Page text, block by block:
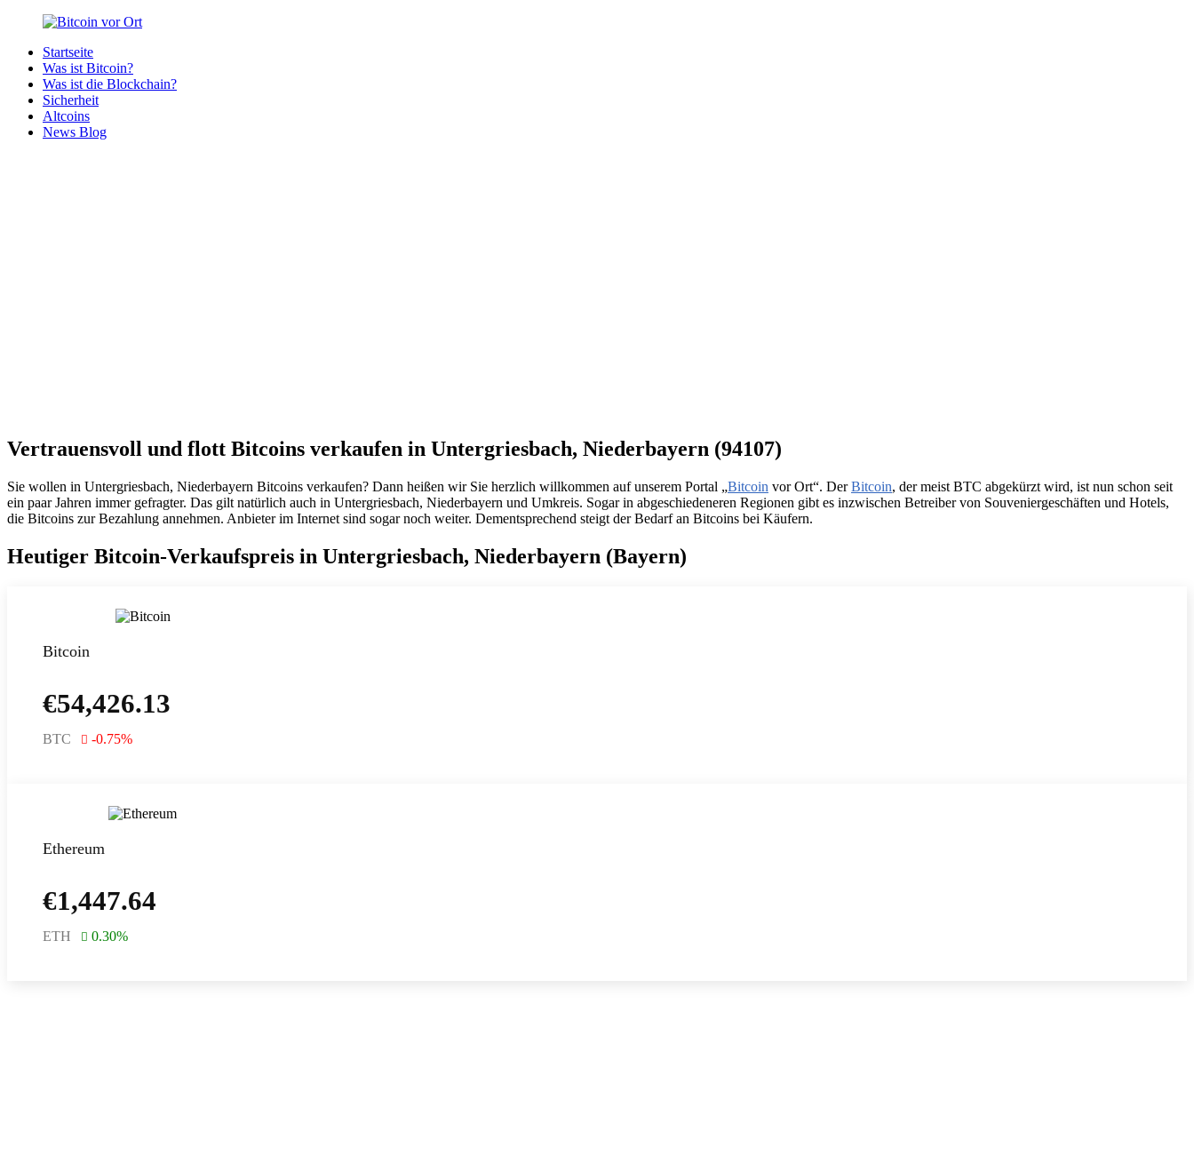
Zurück
Inhalt
Bitcoin
Bitcoins
deiner
Region
Startseite
Was ist Bitcoin?
Was ist die Blockchain?
Sicherheit
Altcoins
News Blog
Vertrauensvoll und flott Bitcoins verkaufen in Untergriesbach, Niederbayern (94107)
Sie wollen in Untergriesbach, Niederbayern Bitcoins verkaufen? Dann heißen wir Sie herzlich willkommen auf unserem Portal „Bitcoin vor Ort“. DerBitcoin, der meist BTC abgekürzt wird, ist nun schon seit
ein paar Jahren immer gefragter. Das gilt natürlich auch in Untergriesbach, Niederbayern und Umkreis. Sogar in abgeschiedeneren Regionen gibt es inzwischen Betreiber von Souveniergeschäften und Hotels,
die Bitcoins zur Bezahlung annehmen. Anbieter im Internet sind sogar noch weiter. Dementsprechend steigt der Bedarf an Bitcoins bei Käufern.
Heutiger Bitcoin-Verkaufspreis in Untergriesbach, Niederbayern (Bayern)
Bitcoin
€54,426.13
BTC -0.75%
Ethereum
€1,447.64
ETH 0.30%